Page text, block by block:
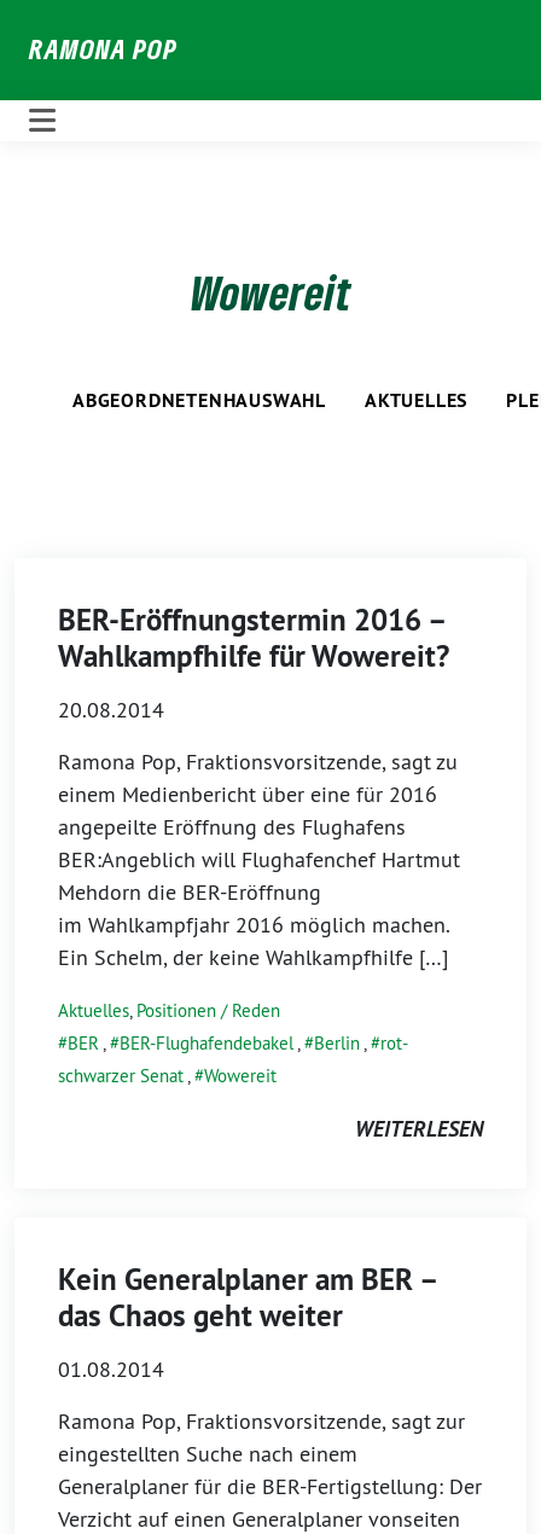
zumRAMONA POP
Wowereit
ABGEORDNETENHAUSWAHL AKTUELLES
BER-Eröffnungstermin 2016 –
Wahlkampfhilfe für Wowereit?
20.08.2014
Ramona Pop, Fraktionsvorsitzende, sagt zu
einem Medienbericht über eine für 2016
angepeilte Eröffnung des Flughafens
BER:Angeblich will Flughafenchef Hartmut
Mehdorn die BER-Eröffnung
im Wahlkampfjahr 2016 möglich machen.
Ein Schelm, der keine Wahlkampfhilfe […]
Aktuelles, Positionen / Reden
BER, BER-Flughafendebakel, Berlin,
rot-
schwarzer Senat, Wowereit
WEITERLESEN
Kein Generalplaner am BER –
das Chaos geht weiter
01.08.2014
Ramona Pop, Fraktionsvorsitzende, sagt zur
eingestellten Suche nach einem
Generalplaner für die BER-Fertigstellung: Der
Verzicht auf einen Generalplaner vonseiten